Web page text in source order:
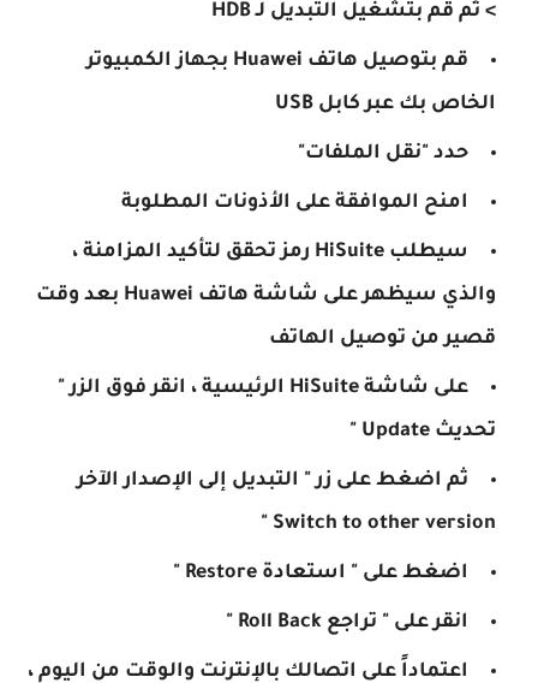
> ثم قم بتشغيل التبديل لـ HDB
قم بتوصيل هاتف Huawei بجهاز الكمبيوتر
الخاص بك عبر كابل USB
حدد "نقل الملفات"
امنح الموافقة على الأذونات المطلوبة
سيطلب HiSuite رمز تحقق لتأكيد المزامنة ،
والذي سيظهر على شاشة هاتف Huawei بعد وقت
قصير من توصيل الهاتف
على شاشة HiSuite الرئيسية ، انقر فوق الزر "
تحديث Update "
ثم اضغط على زر " التبديل إلى الإصدار الآخر
Switch to other version "
اضغط على " استعادة Restore "
انقر على " تراجع Roll Back "
اعتماداً على اتصالك بالإنترنت والوقت من اليوم ،